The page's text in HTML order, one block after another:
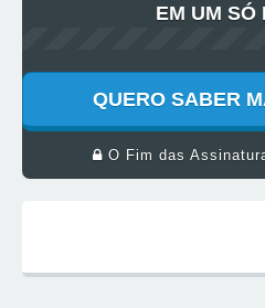
EM UM SÓ
QUERO SABER
O Fim das